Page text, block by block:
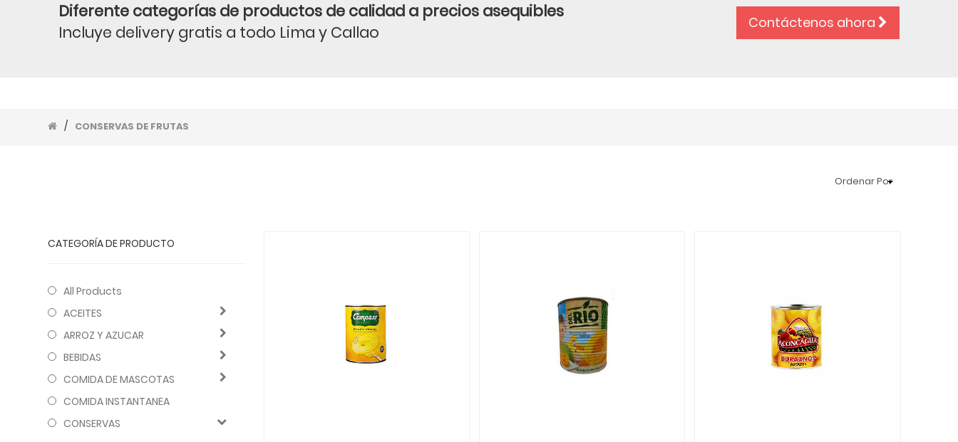
Diferente categorías de productos de calidad a precios asequibles
Incluye delivery gratis a todo Lima y Callao
Contáctenos ahora
/ CONSERVAS DE FRUTAS
Ordenar Por
CATEGORÍA DE PRODUCTO
All Products
ACEITES
ARROZ Y AZUCAR
BEBIDAS
COMIDA DE MASCOTAS
COMIDA INSTANTANEA
CONSERVAS